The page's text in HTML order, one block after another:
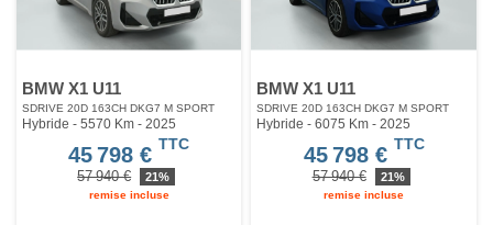
BMW X1 U11
SDRIVE 20D 163CH DKG7 M SPORT
Hybride - 5570 Km - 2025
45 798 € TTC
57 940 € 21%
remise incluse
BMW X1 U11
SDRIVE 20D 163CH DKG7 M SPORT
Hybride - 6075 Km- 2025
45 798 € TTC
57 940 € 21%
remise incluse